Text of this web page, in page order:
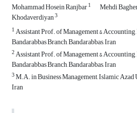
Mohammad Hosein Ranjbar1 Mehdi
Khodaverdiyan3
1Assistant Prof. of Management &
Bandarabbas Branch, Bandarabbas, Iran
2Assistant Prof. of Management &
Bandarabbas Branch, Bandarabbas, Iran
3M.A. in Business Management, Islamic
Iran